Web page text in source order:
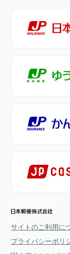
サイトのご利用に
プライバシーポリ